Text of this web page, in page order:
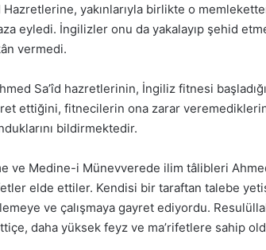
Hazretlerine, yakınlarıyla birlikte o
eyledi. İngilizler onu da yakalayıp şehid
vermedi.
Sa’îd hazretlerinin, İngiliz fitnesi
ettiğini, fitnecilerin ona zarar
bildirmektedir.
ve Medine-i Münevverede ilim tâlibleri
elde ettiler. Kendisi bir taraftan talebe
ve çalışmaya gayret ediyordu.
daha yüksek feyz ve ma’rifetlere sahip